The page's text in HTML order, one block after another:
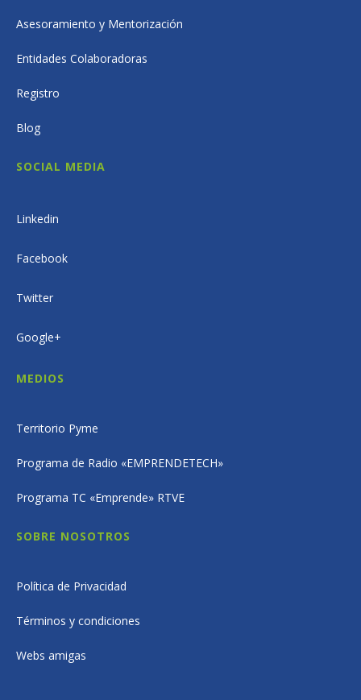
Asesoramiento y Mentorización
Entidades Colaboradoras
Registro
Blog
SOCIAL MEDIA
Linkedin
Facebook
Twitter
Google+
MEDIOS
Territorio Pyme
Programa de Radio «EMPRENDETECH»
Programa TC «Emprende» RTVE
SOBRE NOSOTROS
Política de Privacidad
Términos y condiciones
Webs amigas